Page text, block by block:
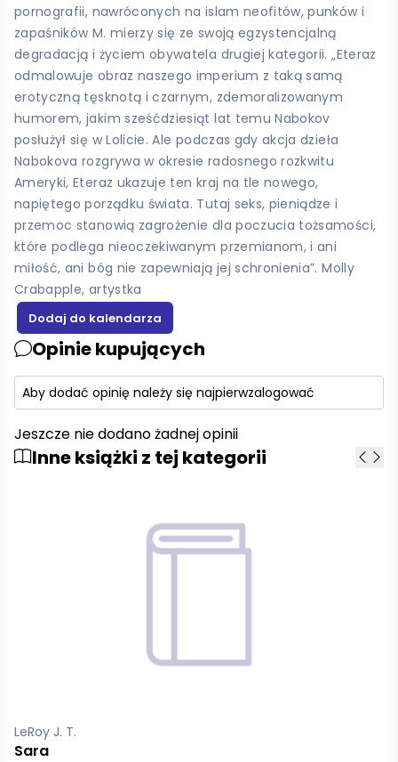
pornografii, nawróconych na islam neofitów, punków i
zapaśników M. mierzy się ze swoją egzystencjalną
degradacją i życiem obywatela drugiej kategorii. ­„Eteraz
odmalowuje obraz naszego imperium z taką samą
erotyczną tęsknotą i czarnym, zdemoralizowanym
humorem, jakim sześćdziesiąt lat temu Nabokov
posłużył się w Lolicie. Ale podczas gdy akcja dzieła
Nabokova rozgrywa w okresie radosnego rozkwitu
Ameryki, Eteraz ukazuje ten kraj na tle nowego,
napiętego porządku świata. Tutaj seks, pieniądze i
przemoc stanowią zagrożenie dla poczucia tożsamości,
które podlega nieoczekiwanym przemianom, i ani
miłość, ani bóg nie zapewniają jej schronienia”. Molly
Crabapple, artystka
Opinie kupujących
Aby dodać opinię należy się najpierwzalogować
Jeszcze nie dodano żadnej opinii
Inne książki z tej kategorii
Hagen George
Wieczni wędrowcy